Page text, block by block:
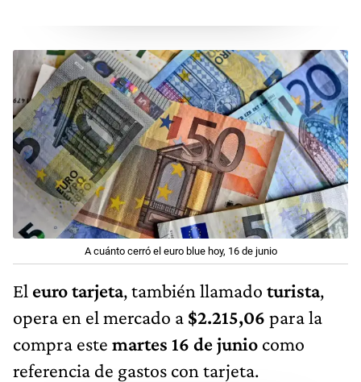
A cuánto cerró el euro blue hoy, 16 de junio
El euro tarjeta, también llamado turista,
opera en el mercado a $2.215,06 para la
compra este martes 16 de junio como
referencia de gastos con tarjeta.